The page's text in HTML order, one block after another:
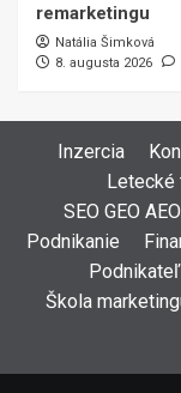
remarketingu
Natália Šimková
8. augusta 2026
Inzercia
Letecké
SEO GEO
Podnikanie
Škola